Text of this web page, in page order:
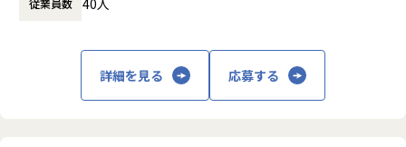
あなたのキャリアの希望に沿って案件を決定します。
「要件定義などの上流工程に挑戦したい」
「AWS、Azureなどのクラウド案件に携わりたい」など…
運用保守 → 構築 → 設計 → クラウド
件を決定します。
「構築に行きたい」「クラウドに挑戦したい」などの希望を
前提にアサインを行います。
長を通じてビジネス変革を実現することを目
主な事業は、プロジェクトマネジメント、ソ
フトウェア開発、インフラソリューション開
発です。官公庁向けのMicrosoft 365移行（1
従業員数
詳細を見る 応募する